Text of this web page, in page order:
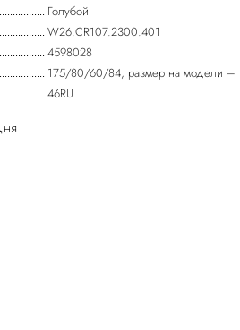
Голубой
W26.CR107.2300.401
4598028
175/80/60/84, размер на модели –
46RU